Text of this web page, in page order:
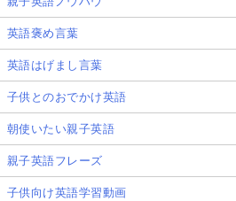
英語褒め言葉
英語はげまし言葉
子供とのおでかけ英語
朝使いたい親子英語
親子英語フレーズ
子供向け英語学習動画